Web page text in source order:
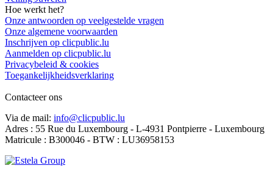
Hoe werkt het?
Onze antwoorden op veelgestelde vragen
Onze algemene voorwaarden
Inschrijven op clicpublic.lu
Aanmelden op clicpublic.lu
Privacybeleid & cookies
Toegankelijkheidsverklaring
Contacteer ons
Via de mail: info@clicpublic.lu
Adres : 55 Rue du Luxembourg - L-4931 Pontpierre - Luxembourg
Matricule : B300046 - BTW : LU36958153